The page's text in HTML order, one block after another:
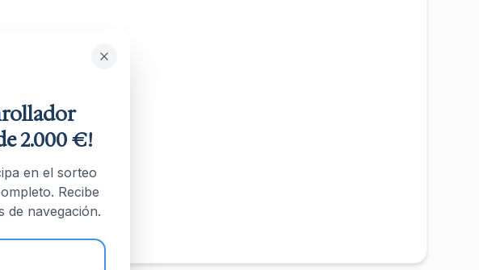
2.000 €!
en el sorteo
Recibe
de navegación.